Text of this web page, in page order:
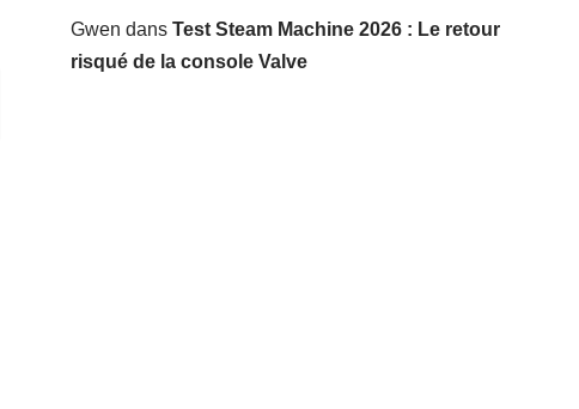
Gwen dans Test Steam Machine 2026 : Le retour
risqué de la console Valve